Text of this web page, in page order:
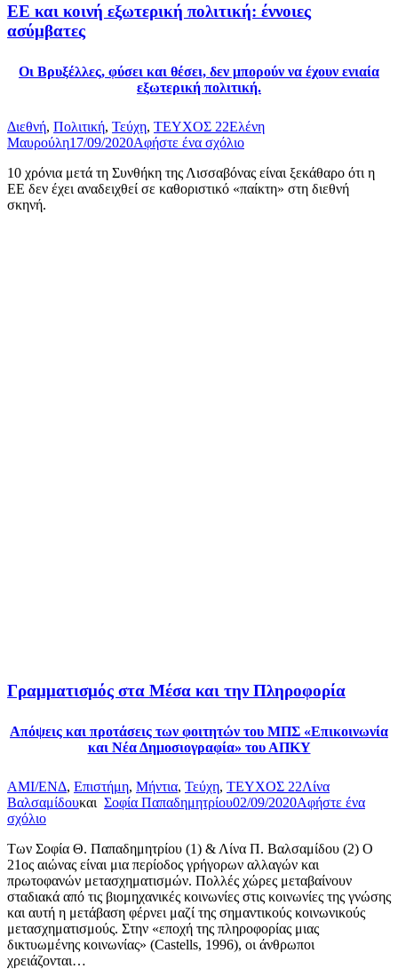
ΕΕ και κοινή εξωτερική πολιτική: έννοιες
ασύμβατες
Οι Βρυξέλλες, φύσει και θέσει, δεν μπορούν να έχουν ενιαία
εξωτερική πολιτική.
Διεθνή, Πολιτική, Τεύχη, ΤΕΥΧΟΣ 22Ελένη
Μαυρούλη17/09/2020Αφήστε ένα σχόλιο
10 χρόνια μετά τη Συνθήκη της Λισσαβόνας είναι ξεκάθαρο ότι η
ΕΕ δεν έχει αναδειχθεί σε καθοριστικό «παίκτη» στη διεθνή
σκηνή.
Γραμματισμός στα Μέσα και την Πληροφορία
Απόψεις και προτάσεις των φοιτητών του ΜΠΣ «Επικοινωνία
και Νέα Δημοσιογραφία» του ΑΠΚΥ
AMI/ΕΝΔ, Επιστήμη, Μήντια, Τεύχη, ΤΕΥΧΟΣ 22Λίνα
Βαλσαμίδουκαι Σοφία Παπαδημητρίου02/09/2020Αφήστε ένα
σχόλιο
Των Σοφία Θ. Παπαδημητρίου (1) & Λίνα Π. Βαλσαμίδου (2) Ο
21ος αιώνας είναι μια περίοδος γρήγορων αλλαγών και
πρωτοφανών μετασχηματισμών. Πολλές χώρες μεταβαίνουν
σταδιακά από τις βιομηχανικές κοινωνίες στις κοινωνίες της γνώσης
και αυτή η μετάβαση φέρνει μαζί της σημαντικούς κοινωνικούς
μετασχηματισμούς. Στην «εποχή της πληροφορίας μιας
δικτυωμένης κοινωνίας» (Castells, 1996), οι άνθρωποι
χρειάζονται…